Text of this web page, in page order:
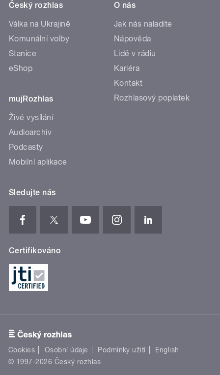
Český rozhlas
Válka na Ukrajině
Komunální volby
Stanice
eShop
mujRozhlas
Živé vysílání
Audioarchiv
Podcasty
Mobilní aplikace
O nás
Jak nás naladíte
Nápověda
Lidé v rádiu
Kariéra
Kontakt
Rozhlasový poplatek
Sledujte nás
Certifikováno
Cookies Osobní údaje Podmínky užití
English
© 1997-2026 Český rozhlas